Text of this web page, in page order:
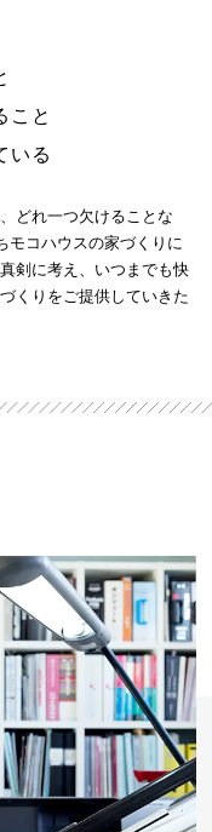
こと
いる
どれ一つ欠けることな
モコハウスの家づくりに
剣に考え、いつまでも快
くりをご提供していきた